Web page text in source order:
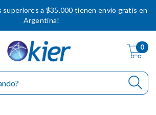
superiores a $35.000 tienen envío gratis en
Argentina!
0